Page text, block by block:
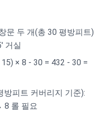
문 두 개(총 30 평방피트)
거실
× 8 - 30 = 432 - 30 =
방피트 커버리지 기준):
8 롤 필요